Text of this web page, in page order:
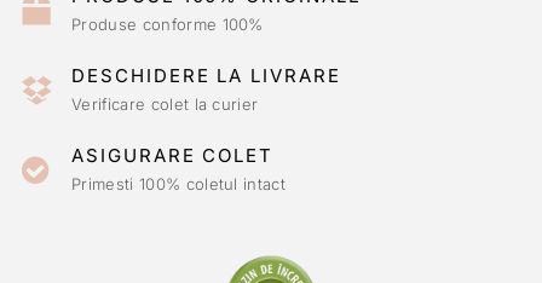
Produse conforme 100%
DESCHIDERE LA LIVRARE
Verificare colet la curier
ASIGURARE COLET
Primesti 100% coletul intact